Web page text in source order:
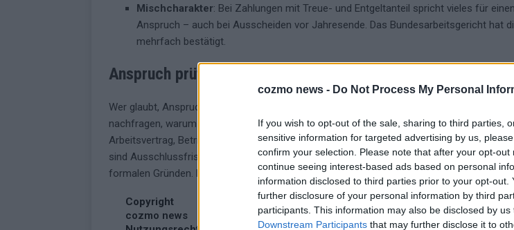
cozmo news - Do Not Process My Personal
If you wish to opt-out of the sale, sharing to third parties,
sensitive information for targeted advertising by us,
confirm your selection. Please note that after your opt-
continue seeing interest-based ads based on personal
information disclosed to third parties prior to your opt-
further disclosure of your personal information by third
participants. This information may also be disclosed by
Downstream Participants that may further disclose it to
Mischcharakter: Bei Zahlungen mit Treue- und Entgeltanteil spricht vieles für
Anspruch – auch bei Ausscheiden vor Jahresende. Das Bundesarbeitsgericht hat
mehrfach bestätigt.
Anspruch prüfen – und Fristen beachten
Wer glaubt, Anspruch auf Weihnachtsgeld zu haben, sollte zuerst das Gespräch suchen
nachfragen, warum die Zahlung ausbleibt. Bleiben Zweifel, lohnt ein Blick in die
Arbeitsvertrag, Betriebsvereinbarungen, Tarifverträge und Gehaltsabrechnungen.
sind Ausschlussfristen – oft nur drei Monate. Wer sie verpasst, verliert den Anspruch
formalen Gründen. Der DFK rät: Bei Unsicherheiten rechtzeitig fachkundigen Rat einholen.
Copyright
cozmo news